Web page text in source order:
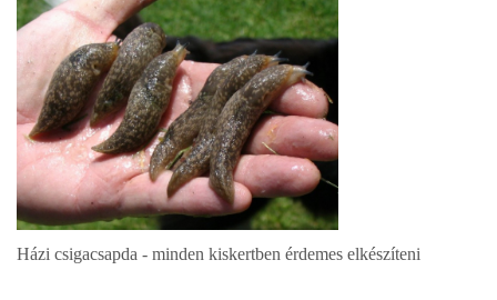
Házi csigacsapda - minden kiskertben érdemes elkészíteni